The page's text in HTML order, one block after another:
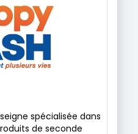
spécialisée dans
de seconde